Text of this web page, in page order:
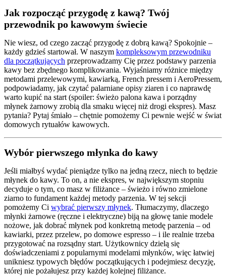
Jak rozpocząć przygodę z kawą? Twój
przewodnik po kawowym świecie
Nie wiesz, od czego zacząć przygodę z dobrą kawą? Spokojnie –
każdy gdzieś startował. W naszym kompleksowym przewodniku
dla początkujących przeprowadzamy Cię przez podstawy parzenia
kawy bez zbędnego komplikowania. Wyjaśniamy różnice między
metodami przelewowymi, kawiarką, French pressem i AeroPressem,
podpowiadamy, jak czytać palarniane opisy ziaren i co naprawdę
warto kupić na start (spoiler: świeżo palona kawa i porządny
młynek żarnowy zrobią dla smaku więcej niż drogi ekspres). Masz
pytania? Pytaj śmiało – chętnie pomożemy Ci pewnie wejść w świat
domowych rytuałów kawowych.
Wybór pierwszego młynka do kawy
Jeśli miałbyś wydać pieniądze tylko na jedną rzecz, niech to będzie
młynek do kawy. To on, a nie ekspres, w największym stopniu
decyduje o tym, co masz w filiżance – świeżo i równo zmielone
ziarno to fundament każdej metody parzenia. W tej sekcji
pomożemy Ci wybrać pierwszy młynek. Tłumaczymy, dlaczego
młynki żarnowe (ręczne i elektryczne) biją na głowę tanie modele
nożowe, jak dobrać młynek pod konkretną metodę parzenia – od
kawiarki, przez przelew, po domowe espresso – i ile realnie trzeba
przygotować na rozsądny start. Użytkownicy dzielą się
doświadczeniami z popularnymi modelami młynków, więc łatwiej
unikniesz typowych błędów początkujących i podejmiesz decyzję,
której nie pożałujesz przy każdej kolejnej filiżance.